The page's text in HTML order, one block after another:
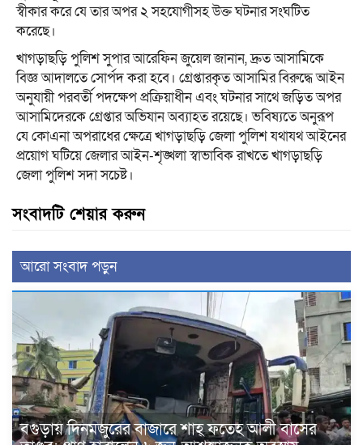
স্বীকার করে যে তার অপর ২ সহযোগীসহ উক্ত ঘটনার সংঘটিত
করেছে।
খাগড়াছড়ি পুলিশ সুপার আরেফিন জুয়েল জানান, দ্রুত আসামিকে
বিজ্ঞ আদালতে সোর্পদ করা হবে। গ্রেপ্তারকৃত আসামির বিরুদ্ধে আইন
অনুযায়ী পরবর্তী পদক্ষেপ প্রক্রিয়াধীন এবং ঘটনার সাথে জড়িত অপর
আসামিদেরকে গ্রেপ্তার অভিযান অব্যাহত রয়েছে। ভবিষ্যতে অনুরূপ
যে কোএনা অপরাধের ক্ষেত্রে খাগড়াছড়ি জেলা পুলিশ যথাযথ আইনের
প্রয়োগ ঘটিয়ে জেলার আইন-শৃঙ্খলা স্বাভাবিক রাখতে খাগড়াছড়ি
জেলা পুলিশ সদা সচেষ্ট।
সংবাদটি শেয়ার করুন
আরো সংবাদ পড়ুন
বগুড়ায় দিনমজুরের বাজারে শাহ্ ফতেহ আলী বাসের